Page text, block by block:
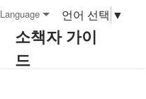
Language 언어 선택 ▼
소책자 가이
드